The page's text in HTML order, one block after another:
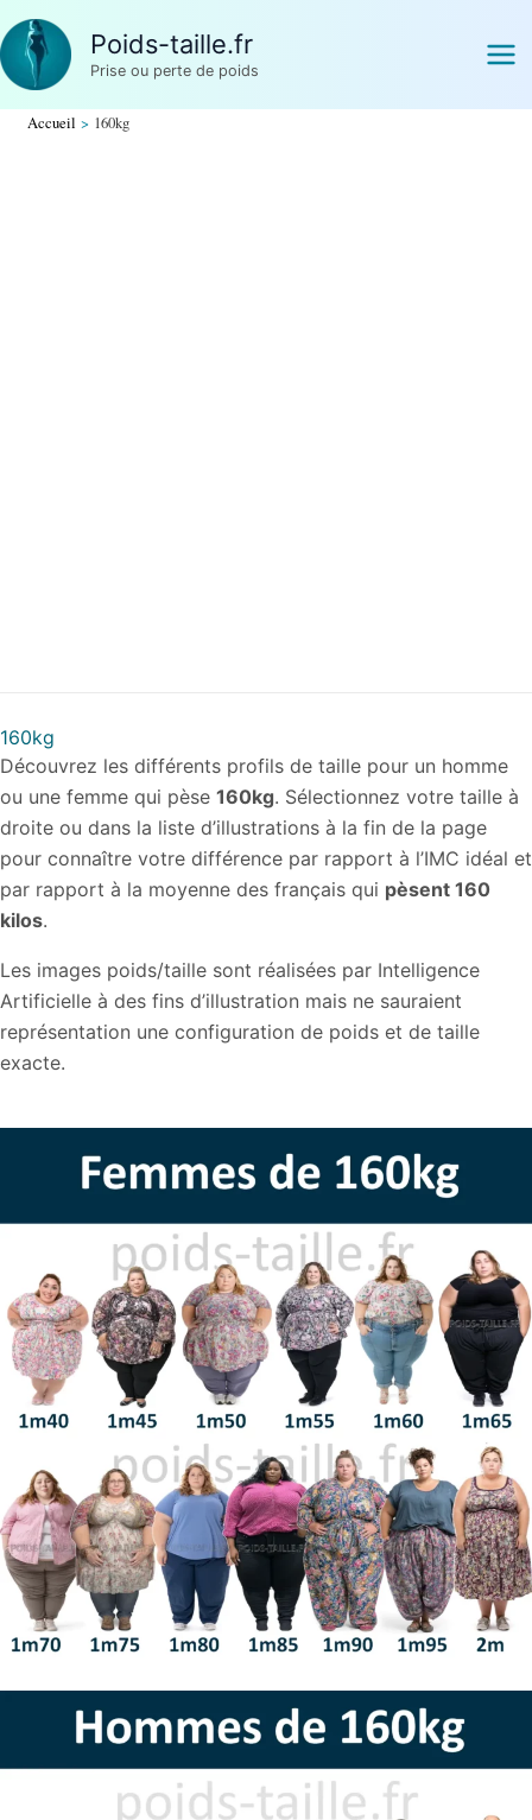
Aller
au
contenu
Poids-taille.fr
Prise ou perte de poids
Accueil 160kg
160kg
Découvrez les différents profils de taille pour un homme
ou une femme qui pèse 160kg. Sélectionnez votre taille à
droite ou dans la liste d’illustrations à la fin de la page
pour connaître votre différence par rapport à l’IMC idéal et
par rapport à la moyenne des français qui pèsent 160
kilos.
Les images poids/taille sont réalisées par Intelligence
Artificielle à des fins d’illustration mais ne sauraient
représentation une configuration de poids et de taille
exacte.